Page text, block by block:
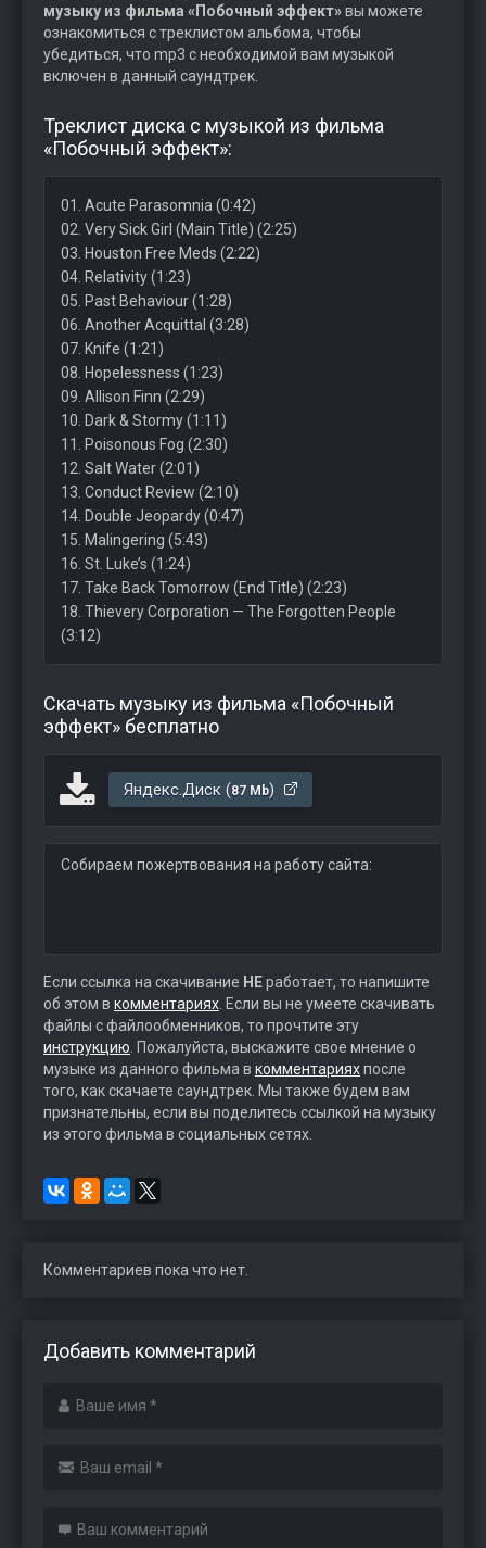
музыку из фильма «Побочный эффект»вы можете
ознакомиться с треклистом альбома, чтобы
убедиться, что mp3 с необходимой вам музыкой
включен в данный саундтрек.
Треклист диска с музыкой из фильма
«Побочный эффект»:
01. Acute Parasomnia (0:42)
02. Very Sick Girl (Main Title) (2:25)
03. Houston Free Meds (2:22)
04. Relativity (1:23)
05. Past Behaviour (1:28)
06. Another Acquittal (3:28)
07. Knife (1:21)
08. Hopelessness (1:23)
09. Allison Finn (2:29)
10. Dark & Stormy (1:11)
11. Poisonous Fog (2:30)
12. Salt Water (2:01)
13. Conduct Review (2:10)
14. Double Jeopardy (0:47)
15. Malingering (5:43)
16. St. Luke’s (1:24)
17. Take Back Tomorrow (End Title) (2:23)
18. Thievery Corporation — The Forgotten People
(3:12)
Скачать музыку из фильма «Побочный
эффект» бесплатно
Яндекс.Диск (87 Mb)
Собираем пожертвования на работу сайта:
Если ссылка на скачивание НЕработает, то напишите
об этом в комментариях . Если вы не умеете скачивать
файлы с файлообменников, то прочтите эту
инструкцию . Пожалуйста, выскажите свое мнение о
музыке из данного фильма в комментарияхпосле
того, как скачаете саундтрек. Мы также будем вам
признательны, если вы поделитесь ссылкой на музыку
из этого фильма в социальных сетях.
Комментариев пока что нет.
Добавить комментарий